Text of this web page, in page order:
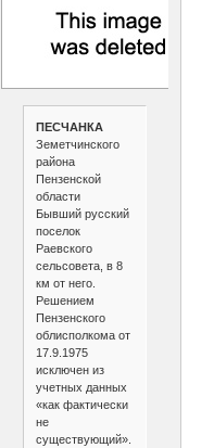
ПЕСЧАНКА
Земетчинского
района
Пензенской
области
Бывший русский
поселок
Раевского
сельсовета, в 8
км от него.
Решением
Пензенского
облисполкома от
17.9.1975
исключен из
учетных данных
«как фактически
не
существующий».